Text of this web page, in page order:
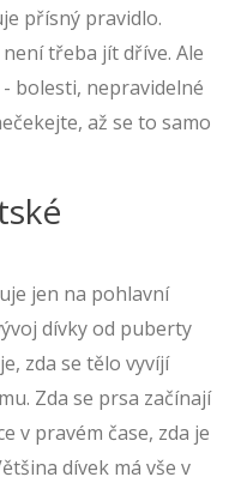
přísný pravidlo.
třeba jít dříve. Ale
bolesti, nepravidelné
až se to samo
jen na pohlavní
dívky od puberty
zda se tělo vyvíjí
Zda se prsa začínají
v pravém čase, zda je
dívek má vše v